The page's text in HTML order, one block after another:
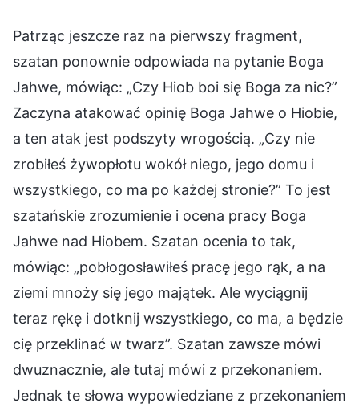
Patrząc jeszcze raz na pierwszy fragment,
szatan ponownie odpowiada na pytanie Boga
Jahwe, mówiąc: „Czy Hiob boi się Boga za nic?”
Zaczyna atakować opinię Boga Jahwe o Hiobie,
a ten atak jest podszyty wrogością. „Czy nie
zrobiłeś żywopłotu wokół niego, jego domu i
wszystkiego, co ma po każdej stronie?” To jest
szatańskie zrozumienie i ocena pracy Boga
Jahwe nad Hiobem. Szatan ocenia to tak,
mówiąc: „pobłogosławiłeś pracę jego rąk, a na
ziemi mnoży się jego majątek. Ale wyciągnij
teraz rękę i dotknij wszystkiego, co ma, a będzie
cię przeklinać w twarz”. Szatan zawsze mówi
dwuznacznie, ale tutaj mówi z przekonaniem.
Jednak te słowa wypowiedziane z przekonaniem